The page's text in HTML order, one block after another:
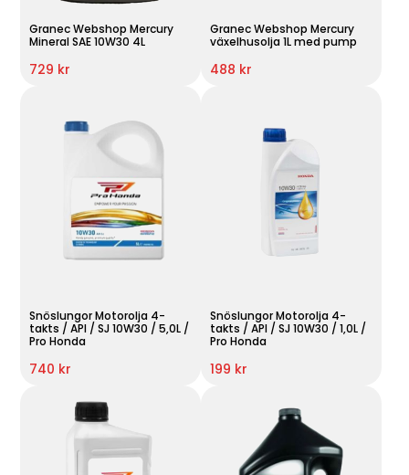
Granec Webshop Mercury
Mineral SAE 10W30 4L
729 kr
Granec Webshop Mercury
växelhusolja 1L med pump
488 kr
Snöslungor Motorolja 4-
takts / API / SJ 10W30 / 5,0L /
Pro Honda
740 kr
Snöslungor Motorolja 4-
takts / API / SJ 10W30 / 1,0L /
Pro Honda
199 kr